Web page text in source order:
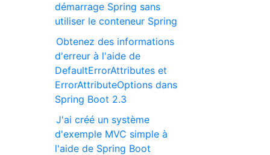
démarrage Spring sans
utiliser le conteneur Spring
Obtenez des informations
d'erreur à l'aide de
DefaultErrorAttributes et
ErrorAttributeOptions dans
Spring Boot 2.3
J'ai créé un système
d'exemple MVC simple à
l'aide de Spring Boot